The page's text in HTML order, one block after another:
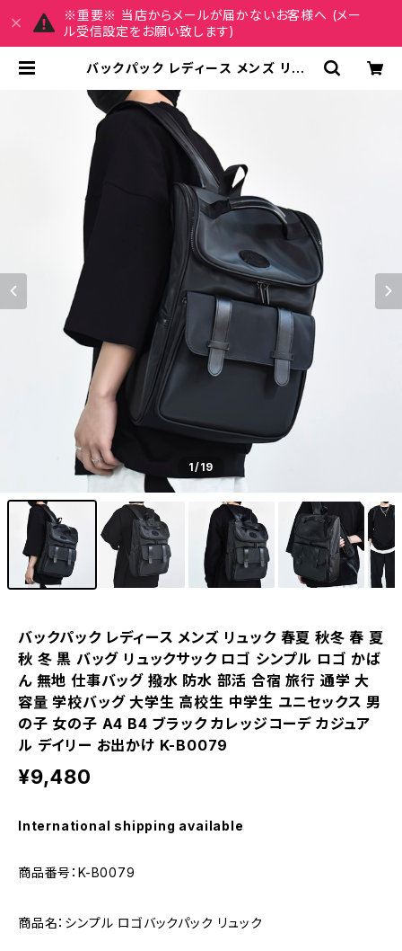
※重要※ 当店からメールが届かないお客様へ (メー
ル受信設定をお願い致します)
バックパック レディース メンズ リュッ
ュックサック ロゴ シンプル ロゴ かば
ん 無地 仕事バッグ 撥水 防水 部活 合
宿 旅行 通学 大容量 学校バッグ 大学
生 高校生 中学生 ユニセックス 男の
子 女の子 A4 B4 ブラック カレッジ
コーデ カジュアル デイリー お出かけ
K-B0079 | REIRSE レイルセ 20
代,30代,40代 レディースファッショ
ン 通販
1/19
バックパック レディース メンズ リュック 春夏 秋冬 春 夏
秋 冬 黒 バッグ リュックサック ロゴ シンプル ロゴ かば
ん 無地 仕事バッグ 撥水 防水 部活 合宿 旅行 通学 大
容量 学校バッグ 大学生 高校生 中学生 ユニセックス 男
の子 女の子 A4 B4 ブラック カレッジコーデ カジュア
ル デイリー お出かけ K-B0079
¥9,480
International shipping available
商品番号：K-B0079
商品名：シンプル ロゴバックパック リュック